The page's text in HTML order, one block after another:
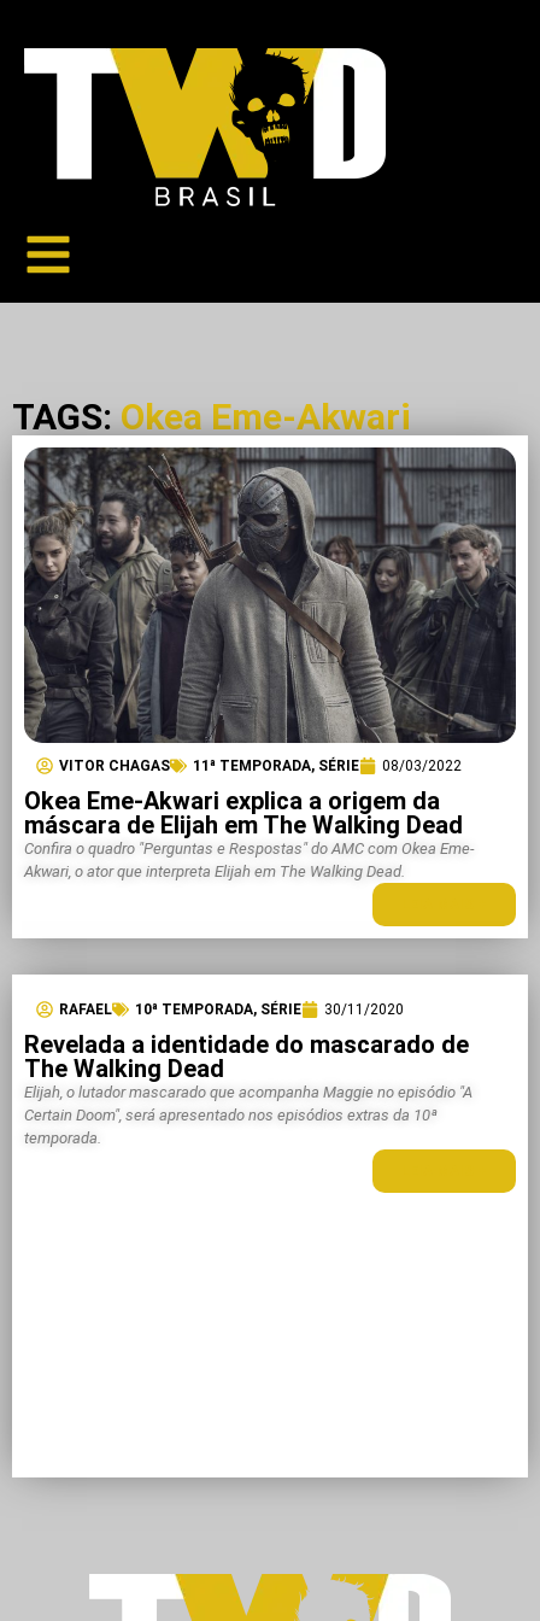
TAGS: Okea Eme-Akwari
VITOR CHAGAS 11ª TEMPORADA, SÉRIE 08/03/2022
Okea Eme-Akwari explica a origem da
máscara de Elijah em The Walking Dead
Confira o quadro "Perguntas e Respostas" do AMC com Okea Eme-
Akwari, o ator que interpreta Elijah em The Walking Dead.
RAFAEL 10ª TEMPORADA, SÉRIE 30/11/2020
Revelada a identidade do mascarado de
The Walking Dead
Elijah, o lutador mascarado que acompanha Maggie no episódio "A
Certain Doom", será apresentado nos episódios extras da 10ª
temporada.